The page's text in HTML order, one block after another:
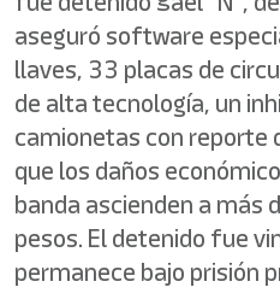
aseguró software
llaves, 33 placas de
de alta tecnología, un
camionetas con reporte
que los daños
banda ascienden a más
pesos. El detenido fue
permanece bajo prisión